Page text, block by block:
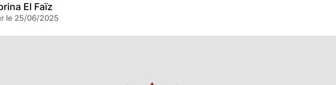
El Faïz
le 25/06/2025